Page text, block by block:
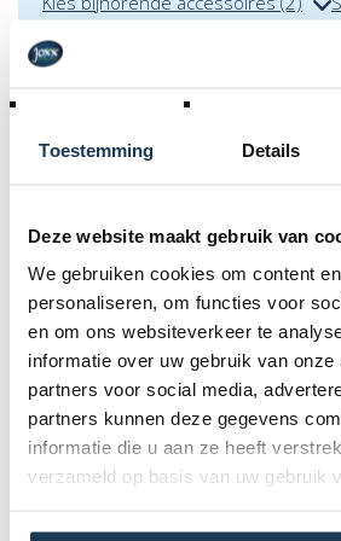
Toestemming Details
Deze website maakt gebruik van
We gebruiken cookies om content
personaliseren, om functies voor
en om ons websiteverkeer te
informatie over uw gebruik van onze
partners voor social media,
partners kunnen deze gegevens
informatie die u aan ze heeft
verzameld op basis van uw gebruik
Periode- & transportvoorwaarden
huurvoorwaarden
Accessoires
Specificaties
Afmetingen (l x b x h):
6m50 x 4 m x 3 m 55
Stroomvoorziening: